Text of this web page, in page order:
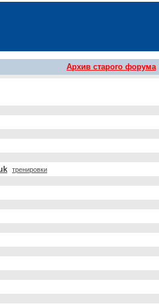
Архив старого форума
тренировки